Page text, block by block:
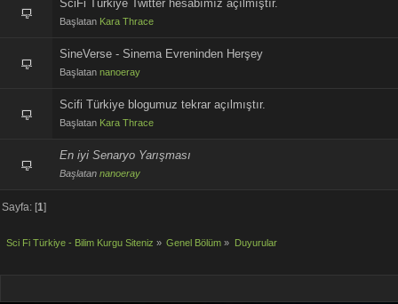
SciFi Türkiye Twitter hesabımız açılmıştır.
Başlatan Kara Thrace
SineVerse - Sinema Evreninden Herşey
Başlatan nanoeray
Scifi Türkiye blogumuz tekrar açılmıştır.
Başlatan Kara Thrace
En iyi Senaryo Yarışması
Başlatan nanoeray
Sayfa: [1]
Sci Fi Türkiye - Bilim Kurgu Siteniz » Genel Bölüm » Duyurular